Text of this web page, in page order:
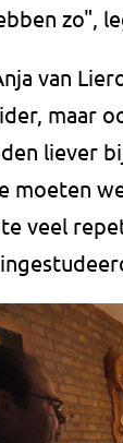
zo",
van
maar
liever
moeten
veel